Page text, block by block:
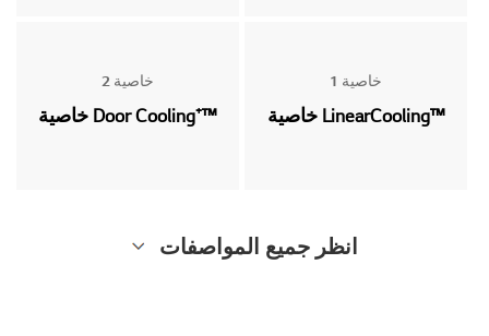
خاصية 1
™LinearCooling خاصية
خاصية 2
™⁺Door Cooling خاصية
انظر جميع المواصفات